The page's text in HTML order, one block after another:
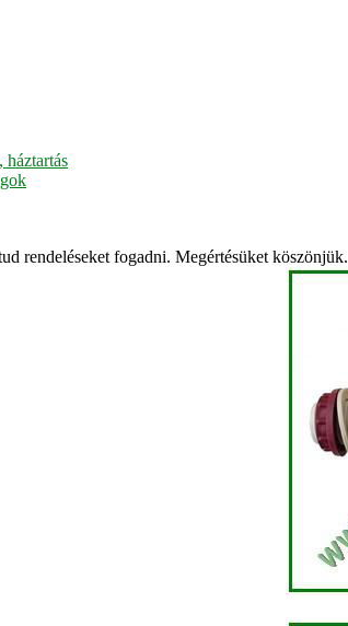
rendeléseket fogadni. Megértésüket köszönjük.